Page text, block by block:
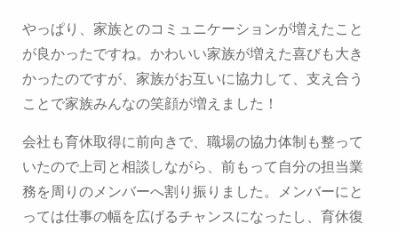
やっぱり、家族とのコミュニケーションが増えたこと
が良かったですね。 かわいい家族が増えた喜びも大き
かったのですが、 家族がお互いに協力して、支え合う
ことで家族みんなの笑顔が増えました！
会社も育休取得に前向きで、職場の協力体制も整って
いたので 上司と相談しながら、前もって自分の担当業
務を周りのメンバーへ割り振りました。
メンバーにと
っては仕事の幅を広げるチャンスになったし、育休復